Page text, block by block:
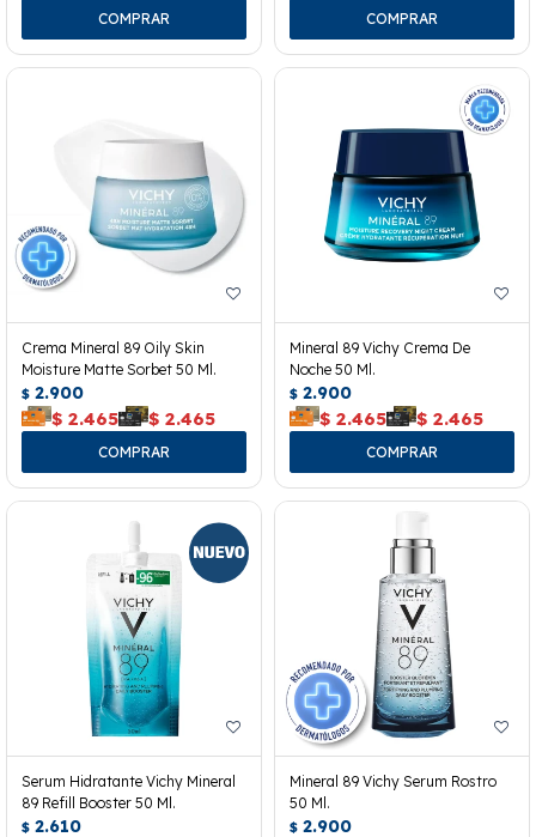
Crema Mineral 89 Oily Skin
Moisture Matte Sorbet 50 Ml.
$ 2.900
$ 2.465 $ 2.465
Mineral 89 Vichy Crema De
Noche 50 Ml.
$ 2.900
$ 2.465 $ 2.465
Serum Hidratante Vichy Mineral
89 Refill Booster 50 Ml.
$ 2.610
Mineral 89 Vichy Serum Rostro
50 Ml.
$ 2.900